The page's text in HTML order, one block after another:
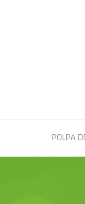
next
POLPA